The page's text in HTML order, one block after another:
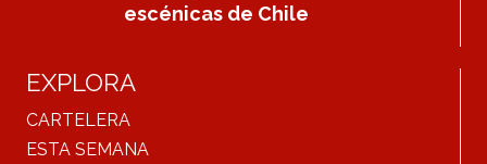
escénicas de Chile
EXPLORA
CARTELERA
ESTA SEMANA